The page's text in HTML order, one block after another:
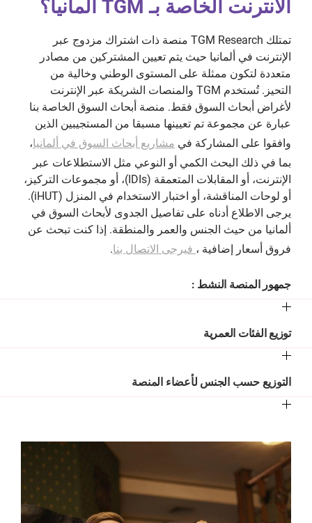
الانترنت الخاصة بـ TGM ألمانيا؟
تمتلك TGM Research منصة ذات اشتراك مزدوج عبر
الإنترنت في ألمانيا حيث يتم تعيين المشتركين من مصادر
متعددة لتكون ممثلة على المستوى الوطني وخالية من
التحيز. تُستخدم TGM والمنصات الشريكة عبر الإنترنت
لأغراض أبحاث السوق فقط. منصة أبحاث السوق الخاصة بنا
عبارة عن مجموعة تم تعيينها مسبقا من المستجيبين الذين
وافقوا على المشاركة في مشاريع أبحاث السوق في ألمانيا،
بما في ذلك البحث الكمي أو النوعي مثل الاستطلاعات عبر
الإنترنت، أو المقابلات المتعمقة (IDIs)، أو مجموعات التركيز،
أو لوحات المناقشة، أو اختبار الاستخدام في المنزل (iHUT).
يرجى الاطلاع أدناه على تفاصيل الجدوى لأبحاث السوق في
ألمانيا من حيث الجنس والعمر والمنطقة. إذا كنت تبحث عن
فروق أسعار إضافية ، فيرجى الاتصال بنا.
جمهور المنصة النشط :
توزيع الفئات العمرية
التوزيع حسب الجنس لأعضاء المنصة